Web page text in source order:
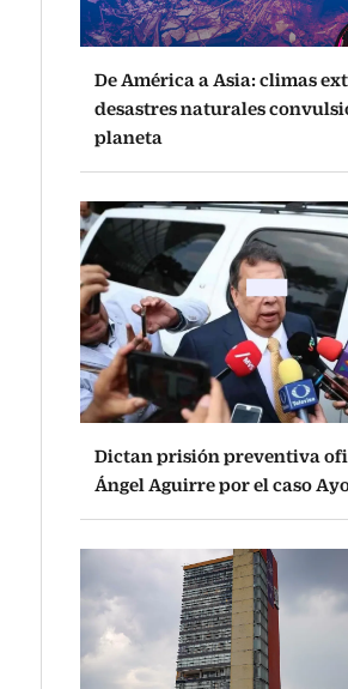
De América a Asia: climas
desastres naturales
planeta
Dictan prisión preventiva
Ángel Aguirre por el caso